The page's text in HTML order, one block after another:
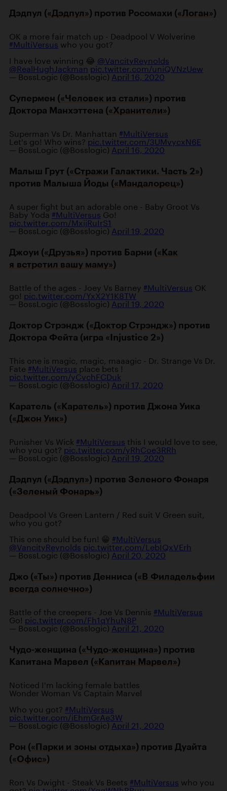
Дэдпул («Дэдпул») против Росомахи («Логан»)
OK a more fair match up - Deadpool V Wolverine
#MultiVersuswho you got?
I have love winning 😂 @VancityReynolds
@RealHughJackmanpic.twitter.com/uniQVNzUew
— BossLogic (@Bosslogic)April 16, 2020
Супермен («Человек из стали») против
Доктора Манхэттена («Хранители»)
Superman Vs Dr. Manhattan #MultiVersus
Let's go! Who wins?pic.twitter.com/3UMvycxN6E
— BossLogic (@Bosslogic)April 16, 2020
Малыш Грут («Стражи Галактики. Часть 2»)
против Малыша Йоды («Мандалорец»)
A super fight but an adorable one - Baby Groot Vs
Baby Yoda#MultiVersusGo!
pic.twitter.com/MxijRuIrS1
— BossLogic (@Bosslogic)April 19, 2020
Джоуи («Друзья») против Барни («Как
я встретил вашу маму»)
Battle of the ages - Joey Vs Barney #MultiVersus OK
go!pic.twitter.com/YxX2Y1K8TW
— BossLogic (@Bosslogic)April 19, 2020
Доктор Стрэндж («Доктор Стрэндж») против
Доктора Фейта (игра «Injustice 2»)
This one is magic, magic, maaagic - Dr. Strange Vs Dr.
Fate #MultiVersus place bets !
pic.twitter.com/yCvchFCDuk
— BossLogic (@Bosslogic)April 17, 2020
Каратель («Каратель») против Джона Уика
(«Джон Уик»)
Punisher Vs Wick #MultiVersus this I would love to see,
who you got? pic.twitter.com/yRhCoe3RRh
— BossLogic (@Bosslogic)April 19, 2020
Дэдпул («Дэдпул») против Зеленого Фонаря
(«Зеленый Фонарь»)
Deadpool Vs Green Lantern / Red suit V Green suit,
who you got?
This one should be fun! 😁 #MultiVersus
@VancityReynolds pic.twitter.com/LebIQxVErh
— BossLogic (@Bosslogic)April 20, 2020
Джо («Ты») против Денниса («В Филадельфии
всегда солнечно»)
Battle of the creepers - Joe Vs Dennis #MultiVersus
Go!pic.twitter.com/Fh1qYhuN8P
— BossLogic (@Bosslogic)April 21, 2020
Чудо-женщина («Чудо-женщина») против
Капитана Марвел («Капитан Марвел»)
Noticed I'm lacking female battles
Wonder Woman Vs Captain Marvel
Who you got? #MultiVersus
pic.twitter.com/iEhmGrAe3W
— BossLogic (@Bosslogic)April 21, 2020
Рон («Парки и зоны отдыха») против Дуайта
(«Офис»)
Ron Vs Dwight - Steak Vs Beets #MultiVersus who you